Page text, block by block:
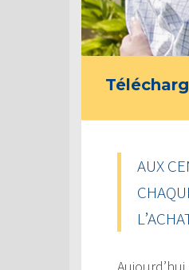
AUX